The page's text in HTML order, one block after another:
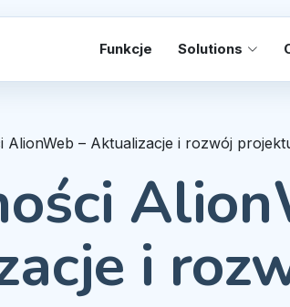
Funkcje Solutions
AlionWeb – Aktualizacje i rozwój
i